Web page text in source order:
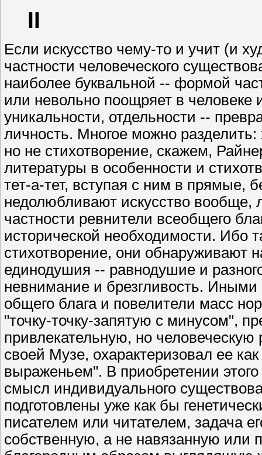
II
Если искусство чему-то и учит (и художника -- в первую голову), то именно частности человеческого существования. Будучи наиболее древней -- и наиболее буквальной -- формой частного предпринимательства, оно вольно или невольно поощряет в человеке именно его ощущение индивидуальности, уникальности, отдельности -- превращая его из общественного животного в личность. Многое можно разделить: хлеб, ложе, убеждения, возлюбленную -- но не стихотворение, скажем, Райнера Марии Рильке. Произведения искусства, литературы в особенности и стихотворение в частности обращаются к человеку тет-а-тет, вступая с ним в прямые, без посредников, отношения. За это-то и недолюбливают искусство вообще, литературу в особенности и поэзию в частности ревнители всеобщего блага, повелители масс, глашатаи исторической необходимости. Ибо там, где прошло искусство, где прочитано стихотворение, они обнаруживают на месте ожидаемого согласия и единодушия -- равнодушие и разноголосие, на месте решимости к действию -- невнимание и брезгливость. Иными словами, в нолики, которыми ревнители общего блага и повелители масс норовят оперировать, искуство вписывает "точку-точку-запятую с минусом", превращая каждый нолик в пусть не всегда привлекательную, но человеческую рожицу. Великий Баратынский, говоря о своей Музе, охарактеризовал ее как обладающую "лица необщим выраженьем". В приобретении этого необщего выражения и состоит, видимо, смысл индивидуального существования, ибо к необщности этой мы подготовлены уже как бы генетически. Независимо от того, является человек писателем или читателем, задача его состоит в том, чтобы прожить свою собственную, а не навязанную или предписанную извне, даже самым благородным образом выглядящую жизнь. Ибо она у каждого из нас только одна, и мы хорошо знаем, чем все это кончается. Было бы досаднно израсходовать этот единственный шанс на повторение чужой внешности, чужого опыта, на тавтологию -- тем более обидно, что глашатаи исторической необходимости, по чьему наущению человек на тавтологию эту готов согласиться, в гроб с ним вместе не лягут и спасибо не скажут. Язык и, думается, литература -- вещи более древние, неизбежные, долговечные, чем любая форма общественной организации. Негодование, ирония или безразличие, выражаемое литературой по отношению к государству, есть, по существу, реакция постоянного, лучше сказать -- бесконечного, по отношению к временному, ограниченному. По крайней мере, до тех пор пока государство позволяет себе вмешиваться в дела литературы, литература имеет право вмешиваться в дела государства. Политическая система, форма общественного устройства, как всякая система вообще, есть, по определению, форма прошедшего времени, пытающаяся навязать себя настоящему (а зачастую и будущему), и человек, чья профессия язык, -- последний, кто может позволить себе позабыть об этом. Подлинной опасностью для писателя является не только возможность (часто реальность) преследований со стороны государства, сколько возможность оказаться загипнотизированным его, государства, монструозными или претерпевающими изменения к лучшему -- но всегда временными -- очертаниями. Философия государства, его этика, не говоря уже о его эстетике -- всегда "вчера"; язык, литература -- всегда "сегодня" и часто -- особенно в случае ортодоксальности той или иной системы -- даже и "завтра". Одна из заслуг литературы и состоит в том, что она помогает человеку уточнить время его существования, отличить себя в толпе как предшественников, так и себе подобных, избежать тавтологии, то есть участи, известной иначе под почетным названием "жертвы истории". Искуство вообще и литература в частности тем и замечательно, тем и отличается от жизни, что всегда бежит повторения. В обыденной жизни вы можете рассказать один и тот же анекдот трижды и трижды, вызвав смех, оказаться душою общества. В искусстве подобная форма поведения именуется "клише". Искусство есть орудие безоткатное, и развитие его определяется не индивидуальностью художника, но динамикой и логикой самого материала, предыдущей историей средств, требующих найти (или подсказывающих) всякий раз качественно новое эстетическое решение. Обладающее собственной генеалогией, динамикой, логикой и будущим, искусство не синонимично, но, в лучшем случае, параллельно истории, и способом его существования является создание всякий раз новой эстетической реальности. Вот почему оно часто оказывается "впереди прогресса", впереди истории, основным инструментом которой является -- не уточнить ли нам Маркса? -- именно клише. На сегодняшний день чрезвычайно распространено утверждение, будто писатель, поэт в особенности, должен пользоваться в своих произведениях языком улицы, языком толпы. При всей своей кажущейся